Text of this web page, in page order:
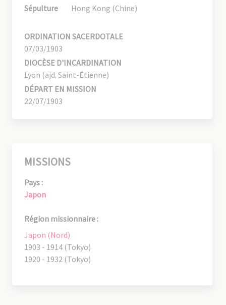
Sépulture
Hong Kong (Chine)
ORDINATION SACERDOTALE
07/03/1903
DIOCÈSE D'INCARDINATION
Lyon (ajd. Saint-Étienne)
DÉPART EN MISSION
22/07/1903
MISSIONS
Pays :
Japon
Région missionnaire :
Japon (Nord)
1903 - 1914 (Tokyo)
1920 - 1932 (Tokyo)